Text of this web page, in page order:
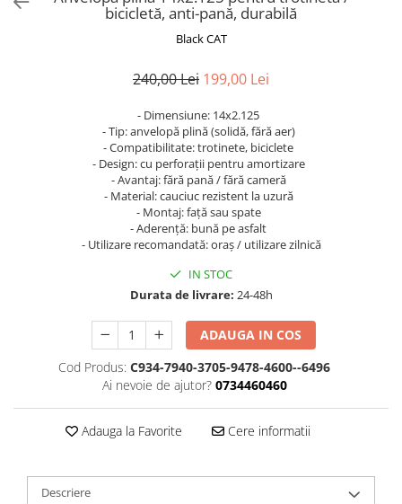
Trotinete cu Baterie Detașabilă
Trotinete cu Ghidon Reglabil
Suporturi pentru telefon
Iluminare decorativă
Anvelope pneumatice
Jante
Valve & extensii
Acceleratoare & comenzi
bicicletă, anti-pană, durabilă
Black CAT
240,00 Lei 199,00 Lei
- Dimensiune: 14x2.125
- Tip: anvelopă plină (solidă, fără aer)
- Compatibilitate: trotinete, biciclete
- Design: cu perforații pentru amortizare
- Avantaj: fără pană / fără cameră
- Material: cauciuc rezistent la uzură
- Montaj: față sau spate
- Aderență: bună pe asfalt
- Utilizare recomandată: oraș / utilizare zilnică
IN STOC
Durata de livrare: 24-48h
ADAUGA IN COS
Cod Produs: C934-7940-3705-9478-4600--6496
Ai nevoie de ajutor? 0734460460
Adauga la Favorite Cere informatii
Descriere